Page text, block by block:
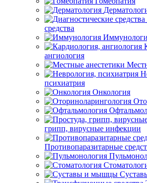
средства
ангиология
психиатрия
Онкология
грипп, вирусные инфекции
Противопаразитарные